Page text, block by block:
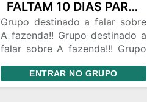
FALTAM 10 DIAS PARA A FAZENDA 📣
Grupo destinado a falar sobre
A fazenda!! Grupo destinado a
falar sobre A fazenda!!! Grupo
fazenda!!! Grupo destinado a
falar sobre A fazenda!!!Grupo
ENTRAR NO GRUPO